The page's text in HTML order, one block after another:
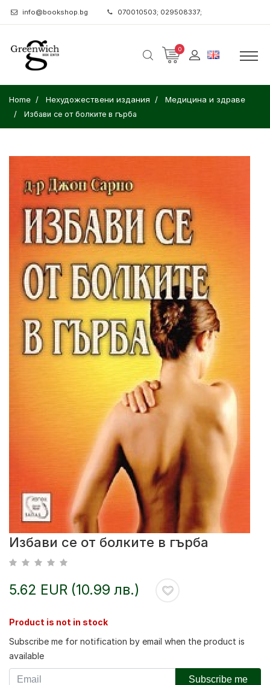
info@bookshop.bg 070010503; 029508337;
0
Home Нехудожествени издания Медицина и здраве
Избави се от болките в гърба
Избави се от болките в гърба
5.62 EUR (10.99 лв.)
Product is not in stock
Subscribe me for notification by email when the product is
available
Subscribe me